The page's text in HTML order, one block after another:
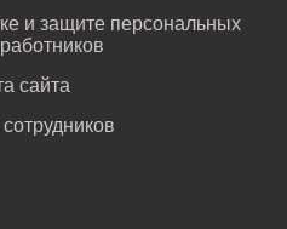
и защите персональных
сайта